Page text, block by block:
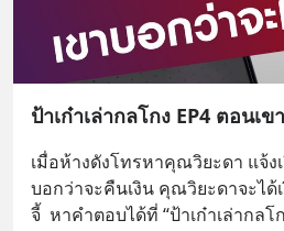
ป้าเก๋าเล่ากลโกง EP4 ตอนเ
เมื่อห้างดังโทรหาคุณวิยะดา แจ้ง
บอกว่าจะคืนเงิน คุณวิยะดาจะได้
จี้  หาคำตอบได้ที่ “ป้าเก๋าเล่ากลโ